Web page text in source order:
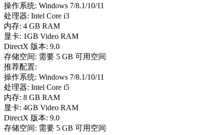
操作系统: Windows 7/8.1/10/11
处理器: Intel Core i3
内存: 4 GB RAM
显卡: 1GB Video RAM
DirectX 版本: 9.0
存储空间: 需要 5 GB 可用空间
推荐配置:
操作系统: Windows 7/8.1/10/11
处理器: Intel Core i5
内存: 8 GB RAM
显卡: 4GB Video RAM
DirectX 版本: 9.0
存储空间: 需要 5 GB 可用空间